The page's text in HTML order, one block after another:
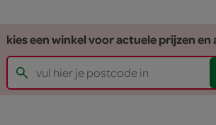
kies een winkel voor actuele prijzen